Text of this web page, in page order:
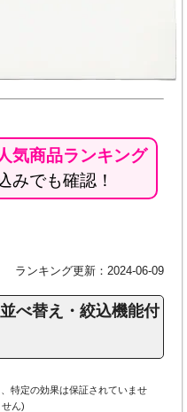
気商品ランキング
みでも確認！
ランキング更新：2024-06-09
べ替え・絞込機能付
特定の効果は保証されていませ
ん)